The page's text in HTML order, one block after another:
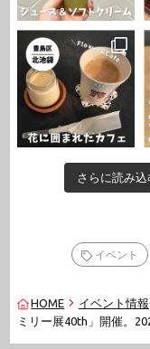
さらに読み込
イベント
HOME イベント情報
ミリー展40th」開催。